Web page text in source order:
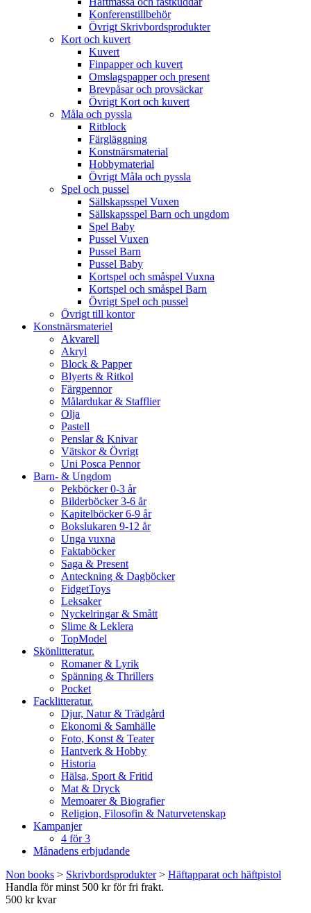
Konferenstillbehör
Övrigt Skrivbordsprodukter
Kort och kuvert
Kuvert
Finpapper och kuvert
Omslagspapper och present
Brevpåsar och provsäckar
Övrigt Kort och kuvert
Måla och pyssla
Ritblock
Färgläggning
Konstnärsmaterial
Hobbymaterial
Övrigt Måla och pyssla
Spel och pussel
Sällskapsspel Vuxen
Sällskapsspel Barn och ungdom
Spel Baby
Pussel Vuxen
Pussel Barn
Pussel Baby
Kortspel och småspel Vuxna
Kortspel och småspel Barn
Övrigt Spel och pussel
Övrigt till kontor
Konstnärsmateriel
Akvarell
Akryl
Block & Papper
Blyerts & Ritkol
Färgpennor
Målardukar & Stafflier
Olja
Pastell
Penslar & Knivar
Vätskor & Övrigt
Uni Posca Pennor
Barn- & Ungdom
Pekböcker 0-3 år
Bilderböcker 3-6 år
Kapitelböcker 6-9 år
Bokslukaren 9-12 år
Unga vuxna
Faktaböcker
Saga & Present
Anteckning & Dagböcker
FidgetToys
Leksaker
Nyckelringar & Smått
Slime & Leklera
TopModel
Skönlitteratur.
Romaner & Lyrik
Spänning & Thrillers
Pocket
Facklitteratur.
Djur, Natur & Trädgård
Ekonomi & Samhälle
Foto, Konst & Teater
Hantverk & Hobby
Historia
Hälsa, Sport & Fritid
Mat & Dryck
Memoarer & Biografier
Religion, Filosofin & Naturvetenskap
Kampanjer
4 för 3
Månadens erbjudande
Non books > Skrivbordsprodukter> Häftapparat och häftpistol
Handla för minst 500 kr för fri frakt.
500 kr kvar